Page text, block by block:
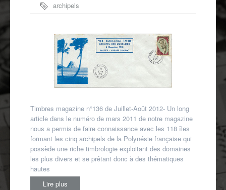
archipels
Timbres magazine n°136 de Juillet-Août 2012- Un long
article dans le numéro de mars 2011 de notre magazine
nous a permis de faire connaissance avec les 118 îles
formant les cinq archipels de la Polynésie française qui
possède une riche timbrologie exploitant des domaines
les plus divers et se prêtant donc à des thématiques
hautes
Lire plus